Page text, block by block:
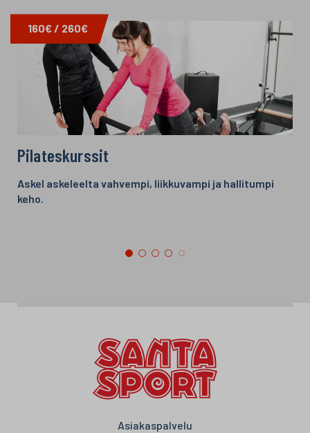
160€ / 260€
Pilateskurssit
Askel askeleelta vahvempi, liikkuvampi ja hallitumpi
keho.
Asiakaspalvelu